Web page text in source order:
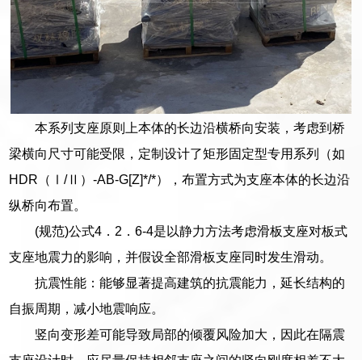
本系列支座原则上本体的长边沿横桥向安装，考虑到桥
梁横向尺寸可能受限，定制设计了矩形固定型专用系列（如
HDR（Ⅰ/Ⅱ）-AB-G[Z]*/*），布置方式为支座本体的长边沿
纵桥向布置。
(规范)公式4．2．6-4是以静力方法考虑滑板支座对板式
支座地震力的影响，并假设全部滑板支座同时发生滑动。
抗震性能：能够显著提高建筑的抗震能力，延长结构的
自振周期，减小地震响应。
竖向变形差可能导致局部的倾覆风险加大，因此在隔震